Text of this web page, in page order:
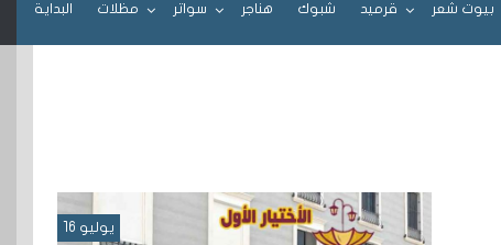
البداية مظلات سواتر هناجر شبوك قرميد بيوت شعر
يوليو 16